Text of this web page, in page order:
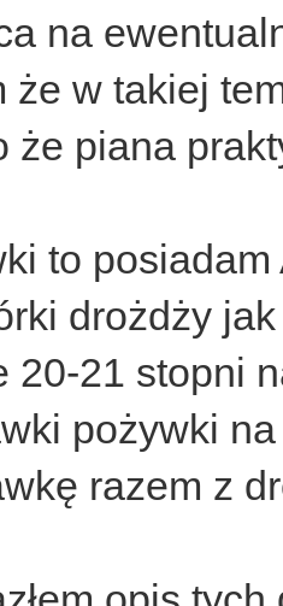
na
że w takiej
że piana
to
drożdży
20-21 stopni
pożywki
razem z